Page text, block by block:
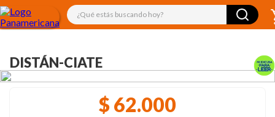
¿Qué estás buscando hoy?
DISTÁN-CIATE
$ 62.000